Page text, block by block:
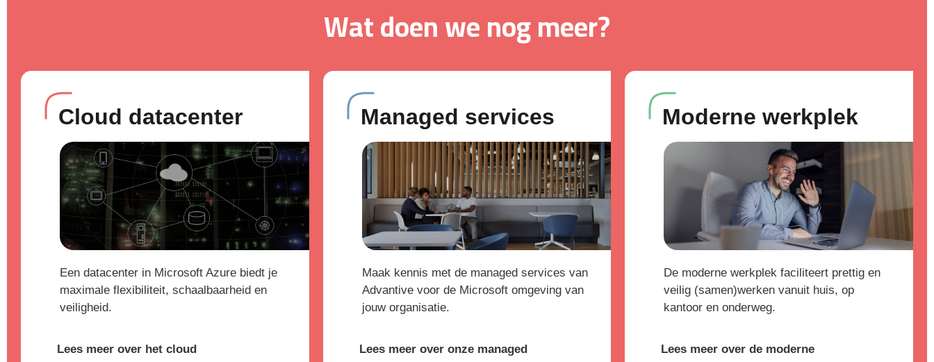
Wat doen we nog meer?
Cloud datacenter
Een datacenter in Microsoft Azure biedt je
maximale flexibiliteit, schaalbaarheid en
veiligheid.
Lees meer over het cloud
Managed services
Maak kennis met de managed services van
Advantive voor de Microsoft omgeving van
jouw organisatie.
Lees meer over onze managed
Moderne werkplek
De moderne werkplek faciliteert prettig en
veilig (samen)werken vanuit huis, op
kantoor en onderweg.
Lees meer over de moderne